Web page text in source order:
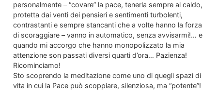
personalmente – “covare” la pace, tenerla sempre al caldo,
protetta dai venti dei pensieri e sentimenti turbolenti,
contrastanti e sempre stancanti che a volte hanno la forza
di scoraggiare – vanno in automatico, senza avvisarmi!… e
quando mi accorgo che hanno monopolizzato la mia
attenzione son passati diversi quarti d’ora… Pazienza!
Ricominciamo!
Sto scoprendo la meditazione come uno di quegli spazi di
vita in cui la Pace può scoppiare, silenziosa, ma “potente”!